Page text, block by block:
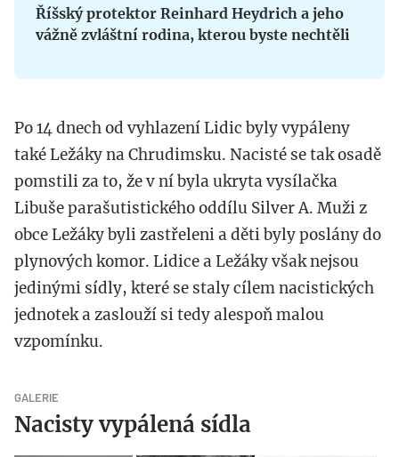
Říšský protektor Reinhard Heydrich a jeho
vážně zvláštní rodina, kterou byste nechtěli
Po 14 dnech od vyhlazení Lidic byly vypáleny
také Ležáky na Chrudimsku. Nacisté se tak osadě
pomstili za to, že v ní byla ukryta vysílačka
Libuše parašutistického oddílu Silver A. Muži z
obce Ležáky byli zastřeleni a děti byly poslány do
plynových komor. Lidice a Ležáky však nejsou
jedinými sídly, které se staly cílem nacistických
jednotek a zaslouží si tedy alespoň malou
vzpomínku.
GALERIE
Nacisty vypálená sídla